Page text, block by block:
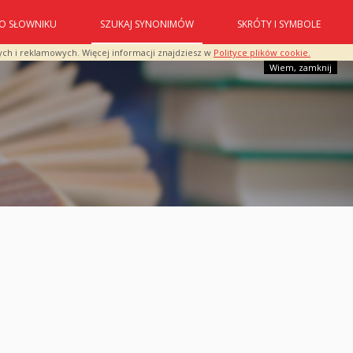
i reklamowych. Więcej informacji znajdziesz w Polityce plików cookie.
Wiem, zamknij
O SŁOWNIKU SZUKAJ SYNONIMÓW SKRÓTY I SYMBOLE